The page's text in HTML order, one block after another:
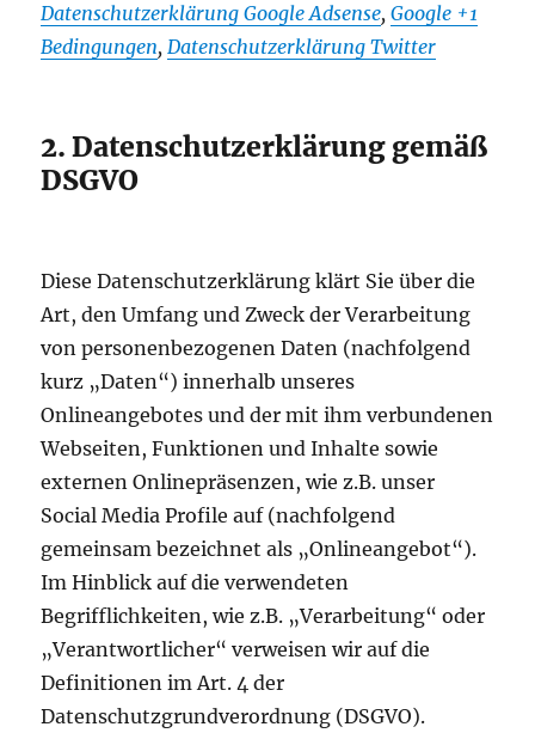
Datenschutzerklärung Google Adsense,Google +1
Bedingungen,Datenschutzerklärung Twitter
2. Datenschutzerklärung gemäß
DSGVO
Diese Datenschutzerklärung klärt Sie über die
Art, den Umfang und Zweck der Verarbeitung
von personenbezogenen Daten (nachfolgend
kurz „Daten“) innerhalb unseres
Onlineangebotes und der mit ihm verbundenen
Webseiten, Funktionen und Inhalte sowie
externen Onlinepräsenzen, wie z.B. unser
Social Media Profile auf (nachfolgend
gemeinsam bezeichnet als „Onlineangebot“).
Im Hinblick auf die verwendeten
Begrifflichkeiten, wie z.B. „Verarbeitung“ oder
„Verantwortlicher“ verweisen wir auf die
Definitionen im Art. 4 der
Datenschutzgrundverordnung (DSGVO).